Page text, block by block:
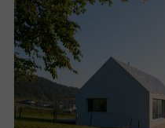
rozšířena do exteriéru,
lemuje prosklení.
pracovnou v podkroví.
dvouúrovňový, s galerií
Hygienický blok
výšek a světla vzdal ve